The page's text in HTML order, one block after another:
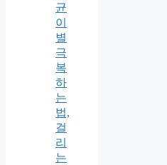
균
이
별
극
복
하
는
법,
걸
리
는